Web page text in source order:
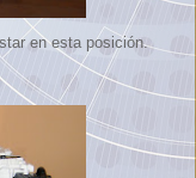
en esta posición.